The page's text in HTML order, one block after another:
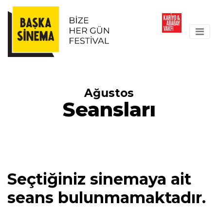
Ağustos
Seansları
Seçtiğiniz sinemaya ait
seans bulunmamaktadır.